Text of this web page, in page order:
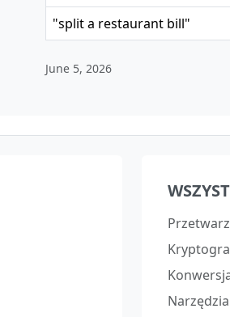
"split a restaurant bill"
June 5, 2026